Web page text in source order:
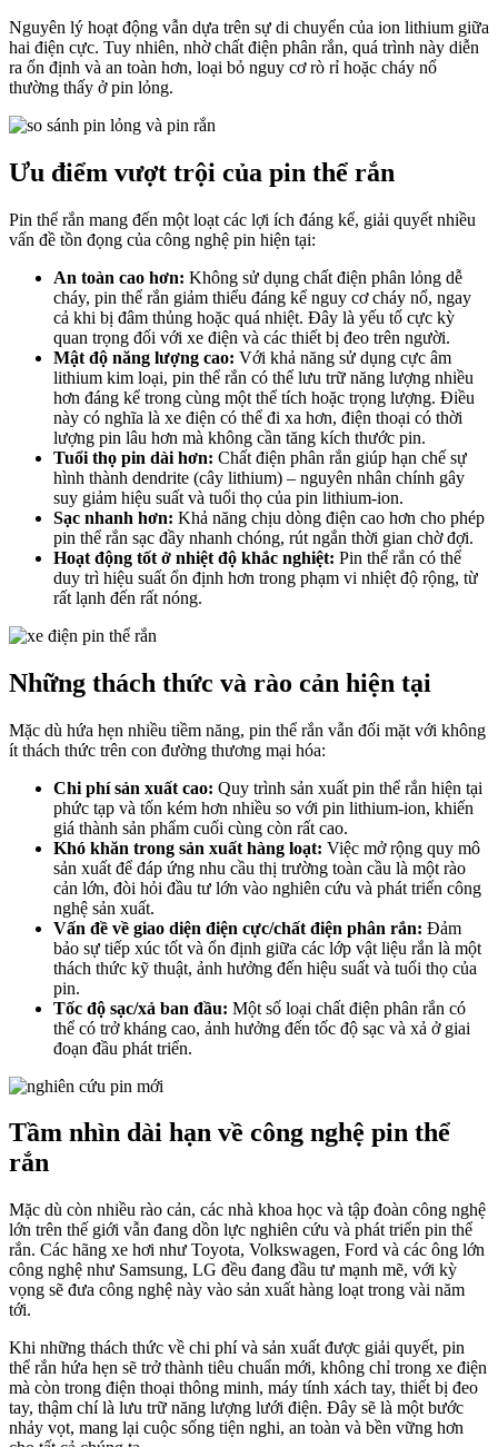
Nguyên lý hoạt động vẫn dựa trên sự di chuyển của ion lithium giữa
hai điện cực. Tuy nhiên, nhờ chất điện phân rắn, quá trình này diễn
ra ổn định và an toàn hơn, loại bỏ nguy cơ rò rỉ hoặc cháy nổ
thường thấy ở pin lỏng.
Ưu điểm vượt trội của pin thể rắn
Pin thể rắn mang đến một loạt các lợi ích đáng kể, giải quyết nhiều
vấn đề tồn đọng của công nghệ pin hiện tại:
An toàn cao hơn: Không sử dụng chất điện phân lỏng dễ
cháy, pin thể rắn giảm thiểu đáng kể nguy cơ cháy nổ, ngay
cả khi bị đâm thủng hoặc quá nhiệt. Đây là yếu tố cực kỳ
quan trọng đối với xe điện và các thiết bị đeo trên người.
Mật độ năng lượng cao: Với khả năng sử dụng cực âm
lithium kim loại, pin thể rắn có thể lưu trữ năng lượng nhiều
hơn đáng kể trong cùng một thể tích hoặc trọng lượng. Điều
này có nghĩa là xe điện có thể đi xa hơn, điện thoại có thời
lượng pin lâu hơn mà không cần tăng kích thước pin.
Tuổi thọ pin dài hơn: Chất điện phân rắn giúp hạn chế sự
hình thành dendrite (cây lithium) – nguyên nhân chính gây
suy giảm hiệu suất và tuổi thọ của pin lithium-ion.
Sạc nhanh hơn: Khả năng chịu dòng điện cao hơn cho phép
pin thể rắn sạc đầy nhanh chóng, rút ngắn thời gian chờ đợi.
Hoạt động tốt ở nhiệt độ khắc nghiệt: Pin thể rắn có thể
duy trì hiệu suất ổn định hơn trong phạm vi nhiệt độ rộng, từ
rất lạnh đến rất nóng.
Những thách thức và rào cản hiện tại
Mặc dù hứa hẹn nhiều tiềm năng, pin thể rắn vẫn đối mặt với không
ít thách thức trên con đường thương mại hóa:
Chi phí sản xuất cao: Quy trình sản xuất pin thể rắn hiện tại
phức tạp và tốn kém hơn nhiều so với pin lithium-ion, khiến
giá thành sản phẩm cuối cùng còn rất cao.
Khó khăn trong sản xuất hàng loạt: Việc mở rộng quy mô
sản xuất để đáp ứng nhu cầu thị trường toàn cầu là một rào
cản lớn, đòi hỏi đầu tư lớn vào nghiên cứu và phát triển công
nghệ sản xuất.
Vấn đề về giao diện điện cực/chất điện phân rắn: Đảm
bảo sự tiếp xúc tốt và ổn định giữa các lớp vật liệu rắn là một
thách thức kỹ thuật, ảnh hưởng đến hiệu suất và tuổi thọ của
pin.
Tốc độ sạc/xả ban đầu: Một số loại chất điện phân rắn có
thể có trở kháng cao, ảnh hưởng đến tốc độ sạc và xả ở giai
đoạn đầu phát triển.
Tầm nhìn dài hạn về công nghệ pin thể
rắn
Mặc dù còn nhiều rào cản, các nhà khoa học và tập đoàn công nghệ
lớn trên thế giới vẫn đang dồn lực nghiên cứu và phát triển pin thể
rắn. Các hãng xe hơi như Toyota, Volkswagen, Ford và các ông lớn
công nghệ như Samsung, LG đều đang đầu tư mạnh mẽ, với kỳ
vọng sẽ đưa công nghệ này vào sản xuất hàng loạt trong vài năm
tới.
Khi những thách thức về chi phí và sản xuất được giải quyết, pin
thể rắn hứa hẹn sẽ trở thành tiêu chuẩn mới, không chỉ trong xe điện
mà còn trong điện thoại thông minh, máy tính xách tay, thiết bị đeo
tay, thậm chí là lưu trữ năng lượng lưới điện. Đây sẽ là một bước
nhảy vọt, mang lại cuộc sống tiện nghi, an toàn và bền vững hơn